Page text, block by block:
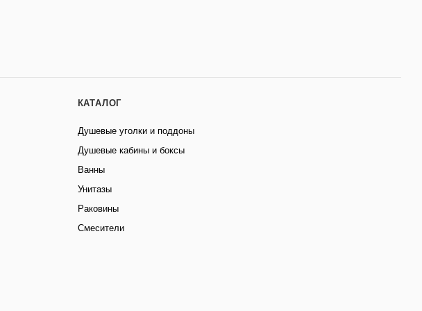
КАТАЛОГ
Душевые уголки и поддоны
Душевые кабины и боксы
Ванны
Унитазы
Раковины
Смесители